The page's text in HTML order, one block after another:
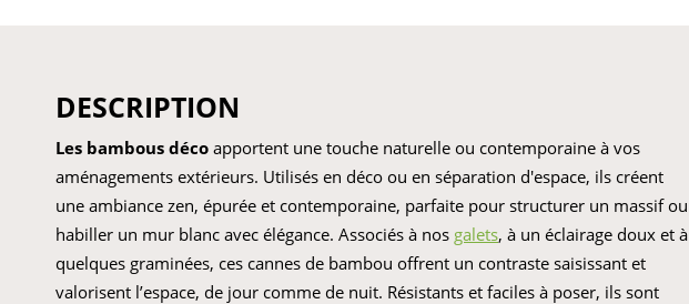
DESCRIPTION
Les bambous déco apportent une touche naturelle ou contemporaine à vos
aménagements extérieurs. Utilisés en déco ou en séparation d'espace, ils créent
une ambiance zen, épurée et contemporaine, parfaite pour structurer un massif ou
habiller un mur blanc avec élégance. Associés à nos galets, à un éclairage doux et à
quelques graminées, ces cannes de bambou offrent un contraste saisissant et
valorisent l’espace, de jour comme de nuit. Résistants et faciles à poser, ils sont